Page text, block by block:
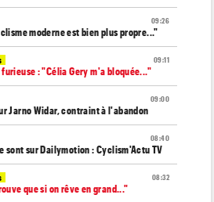
09:26
moderne est bien plus propre..."
09:11
: "Célia Gery m'a bloquée..."
09:00
Jarno Widar, contraint à l'abandon
08:40
sont sur Dailymotion : Cyclism'Actu TV
08:32
que si on rêve en grand..."